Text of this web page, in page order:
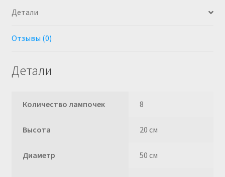
Детали
Отзывы (0)
Детали
Количество лампочек 8
Высота 20 см
Диаметр 50 см